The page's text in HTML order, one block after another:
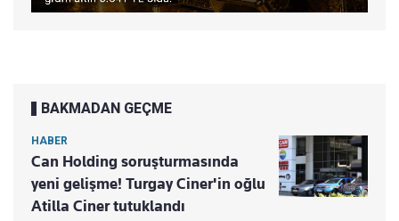
BAKMADAN GEÇME
HABER
Can Holding soruşturmasında
yeni gelişme! Turgay Ciner'in oğlu
Atilla Ciner tutuklandı